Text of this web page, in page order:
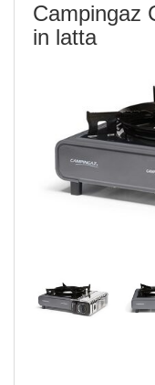
Campingaz
in latta